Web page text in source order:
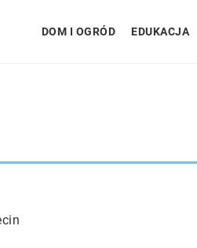
DOM I OGRÓD EDUKACJA